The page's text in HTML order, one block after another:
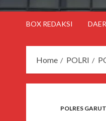
BOX REDAKSI
Home POLRI
POLRES GARUT